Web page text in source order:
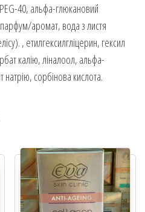
40, альфа-глюкановий
парфум/аромат, вода з листя
, етилгексилгліцерин, гексил
калію, ліналоол, альфа-
сорбінова кислота.